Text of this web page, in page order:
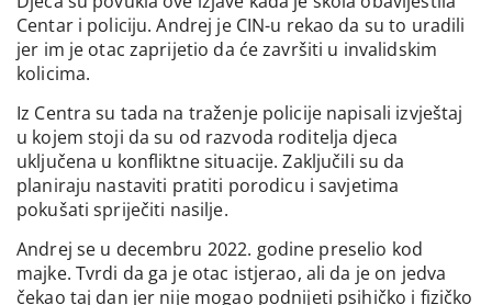
Centar i policiju. Andrej je CIN-u rekao da su to uradili
jer im je otac zaprijetio da će završiti u invalidskim
kolicima.
Iz Centra su tada na traženje policije napisali izvještaj
u kojem stoji da su od razvoda roditelja djeca
uključena u konfliktne situacije. Zaključili su da
planiraju nastaviti pratiti porodicu i savjetima
pokušati spriječiti nasilje.
Andrej se u decembru 2022. godine preselio kod
majke. Tvrdi da ga je otac istjerao, ali da je on jedva
čekao taj dan jer nije mogao podnijeti psihičko i fizičko